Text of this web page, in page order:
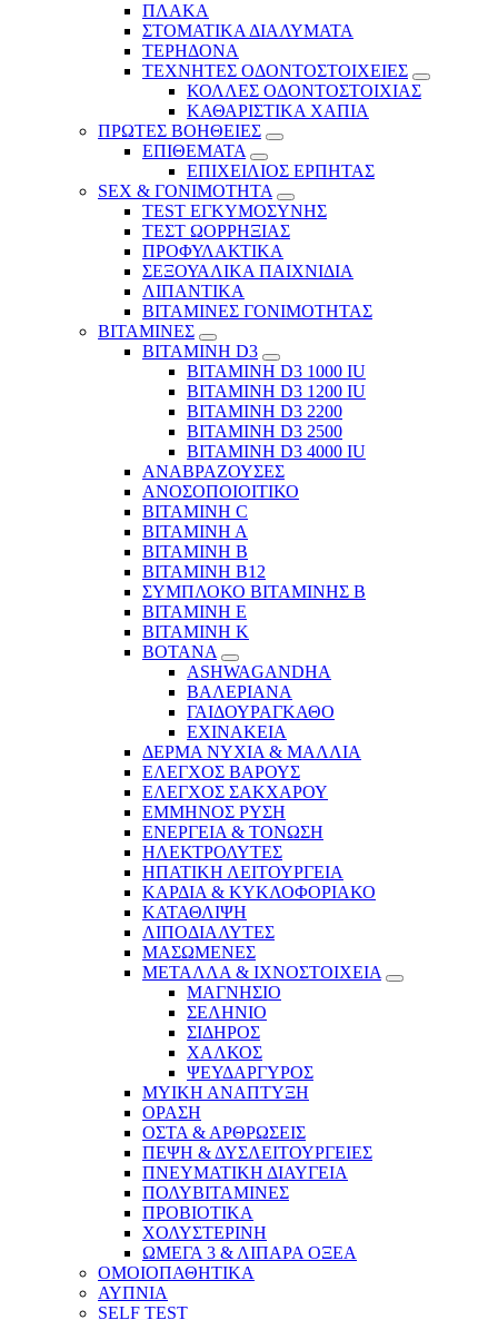
ΠΛΑΚΑ
ΣΤΟΜΑΤΙΚΑ ΔΙΑΛΥΜΑΤΑ
ΤΕΡΗΔΟΝΑ
ΤΕΧΝΗΤΕΣ ΟΔΟΝΤΟΣΤΟΙΧΕΙΕΣ
ΚΟΛΛΕΣ ΟΔΟΝΤΟΣΤΟΙΧΙΑΣ
ΚΑΘΑΡΙΣΤΙΚΑ ΧΑΠΙΑ
ΠΡΩΤΕΣ ΒΟΗΘΕΙΕΣ
ΕΠΙΘΕΜΑΤΑ
ΕΠΙΧΕΙΛΙΟΣ ΕΡΠΗΤΑΣ
SEX & ΓΟΝΙΜΟΤΗΤΑ
TEST ΕΓΚΥΜΟΣΥΝΗΣ
ΤΕΣΤ ΩΟΡΡΗΞΙΑΣ
ΠΡΟΦΥΛΑΚΤΙΚΑ
ΣΕΞΟΥΑΛΙΚΑ ΠΑΙΧΝΙΔΙΑ
ΛΙΠΑΝΤΙΚΑ
ΒΙΤΑΜΙΝΕΣ ΓΟΝΙΜΟΤΗΤΑΣ
ΒΙΤΑΜΙΝΕΣ
ΒΙΤΑΜΙΝΗ D3
ΒΙΤΑΜΙΝΗ D3 1000 IU
ΒΙΤΑΜΙΝΗ D3 1200 IU
ΒΙΤΑΜΙΝΗ D3 2200
ΒΙΤΑΜΙΝΗ D3 2500
BITAMINH D3 4000 IU
ΑΝΑΒΡΑΖΟΥΣΕΣ
ΑΝΟΣΟΠΟΙΟΙΤΙΚΟ
ΒΙΤΑΜΙΝΗ C
ΒΙΤΑΜΙΝΗ Α
ΒΙΤΑΜΙΝΗ Β
ΒΙΤΑΜΙΝΗ Β12
ΣΥΜΠΛΟΚΟ ΒΙΤΑΜΙΝΗΣ Β
ΒΙΤΑΜΙΝΗ Ε
ΒΙΤΑΜΙΝΗ Κ
ΒΟΤΑΝΑ
ASHWAGANDHA
ΒΑΛΕΡΙΑΝΑ
ΓΑΙΔΟΥΡΑΓΚΑΘΟ
ΕΧΙΝΑΚΕΙΑ
ΔΕΡΜΑ ΝΥΧΙΑ & ΜΑΛΛΙΑ
ΕΛΕΓΧΟΣ ΒΑΡΟΥΣ
ΕΛΕΓΧΟΣ ΣΑΚΧΑΡΟΥ
ΕΜΜΗΝΟΣ ΡΥΣΗ
ΕΝΕΡΓΕΙΑ & ΤΟΝΩΣΗ
ΗΛΕΚΤΡΟΛΥΤΕΣ
ΗΠΑΤΙΚΗ ΛΕΙΤΟΥΡΓΕΙΑ
ΚΑΡΔΙΑ & ΚΥΚΛΟΦΟΡΙΑΚΟ
ΚΑΤΑΘΛΙΨΗ
ΛΙΠΟΔΙΑΛΥΤΕΣ
ΜΑΣΩΜΕΝΕΣ
ΜΕΤΑΛΛΑ & ΙΧΝΟΣΤΟΙΧΕΙΑ
ΜΑΓΝΗΣΙΟ
ΣΕΛΗΝΙΟ
ΣΙΔΗΡΟΣ
ΧΑΛΚΟΣ
ΨΕΥΔΑΡΓΥΡΟΣ
ΜΥΙΚΗ ΑΝΑΠΤΥΞΗ
ΟΡΑΣΗ
ΟΣΤΑ & ΑΡΘΡΩΣΕΙΣ
ΠΕΨΗ & ΔΥΣΛΕΙΤΟΥΡΓΕΙΕΣ
ΠΝΕΥΜΑΤΙΚΗ ΔΙΑΥΓΕΙΑ
ΠΟΛΥΒΙΤΑΜΙΝΕΣ
ΠΡΟΒΙΟΤΙΚΑ
ΧΟΛΥΣΤΕΡΙΝΗ
ΩΜΕΓΑ 3 & ΛΙΠΑΡΑ ΟΞΕΑ
ΟΜΟΙΟΠΑΘΗΤΙΚΑ
ΑΥΠΝΙΑ
SELF TEST